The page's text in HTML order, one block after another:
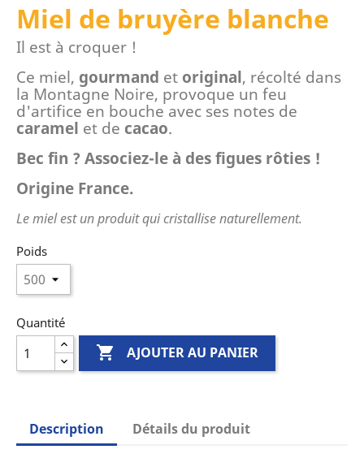
Miel de bruyère blanche
Il est à croquer !
Ce miel, gourmand et original, récolté dans
la Montagne Noire, provoque un feu
d'artifice en bouche avec ses notes de
caramel et de cacao.
Bec fin ? Associez-le à des figues rôties !
Origine France.
Le miel est un produit qui cristallise naturellement.
Poids
Quantité
 AJOUTER AU PANIER
Description Détails du produit